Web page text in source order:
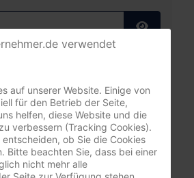
Anmelden
verwendet
auf unserer Website. Einige von
für den Betrieb der Seite,
helfen, diese Website und die
verbessern (Tracking Cookies).
ob Sie die Cookies
Bitte beachten Sie, dass bei einer
nicht mehr alle